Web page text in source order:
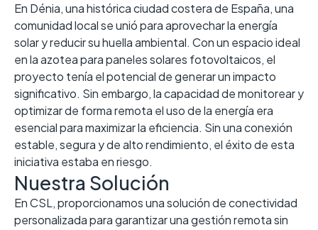
En Dénia, una histórica ciudad costera de España, una
comunidad local se unió para aprovechar la energía
solar y reducir su huella ambiental. Con un espacio ideal
en la azotea para paneles solares fotovoltaicos, el
proyecto tenía el potencial de generar un impacto
significativo. Sin embargo, la capacidad de monitorear y
optimizar de forma remota el uso de la energía era
esencial para maximizar la eficiencia. Sin una conexión
estable, segura y de alto rendimiento, el éxito de esta
iniciativa estaba en riesgo.
Nuestra Solución
En CSL, proporcionamos una solución de conectividad
personalizada para garantizar una gestión remota sin